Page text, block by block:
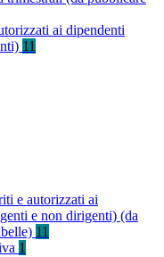
ai dipendenti
11
e autorizzati ai
e non dirigenti) (da
11
1